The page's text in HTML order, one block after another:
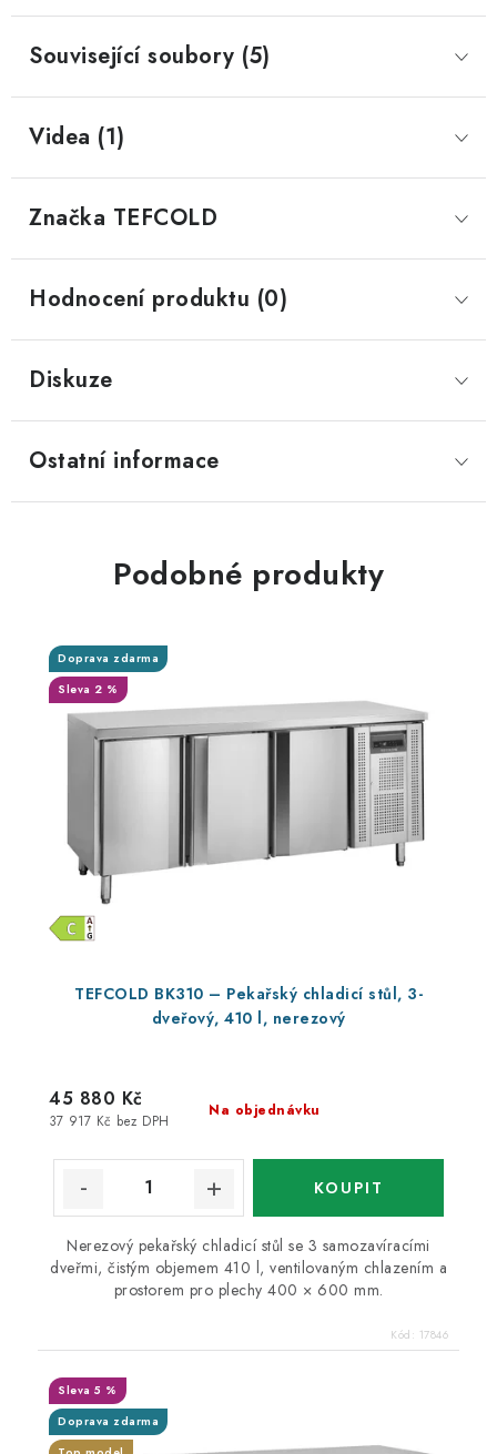
Související soubory (5)
Videa (1)
Značka TEFCOLD
Hodnocení produktu (0)
Diskuze
Ostatní informace
Podobné produkty
TEFCOLD BK310 – Pekařský chladicí stůl, 3-
dveřový, 410 l, nerezový
Doprava zdarma
Sleva 2 %
Na objednávku
37 917 Kč bez DPH
45 880 Kč
Nerezový pekařský chladicí stůl se 3 samozavíracími
dveřmi, čistým objemem 410 l, ventilovaným chlazením a
prostorem pro plechy 400 × 600 mm.
Kód: 17846
Doprava zdarma
Sleva 5 %